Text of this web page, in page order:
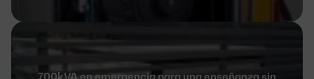
700kVA en emergencia para una enseñanza sin